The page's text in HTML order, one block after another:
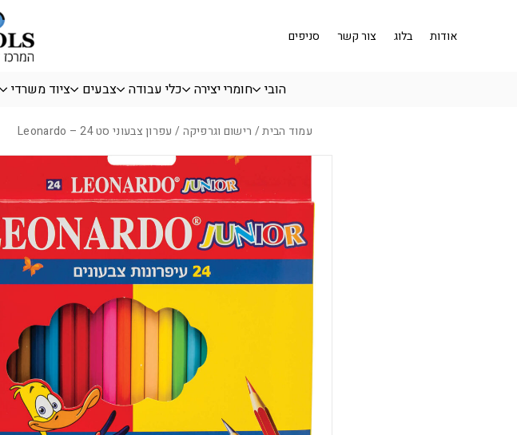
אודות
בלוג צור קשר סניפים
הובי חומרי יצירה כלי עבודה צבעים ציוד משרדי
עמוד הבית/ רישום וגרפיקה/ עפרון צבעוני סט 24 – Leonardo